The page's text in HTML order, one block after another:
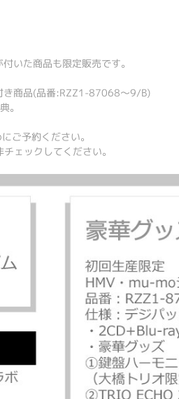
いた商品も限定販売です。
き商品(品番:RZZ1-87068～9/B)
。
ご予約ください。
ェックしてください。